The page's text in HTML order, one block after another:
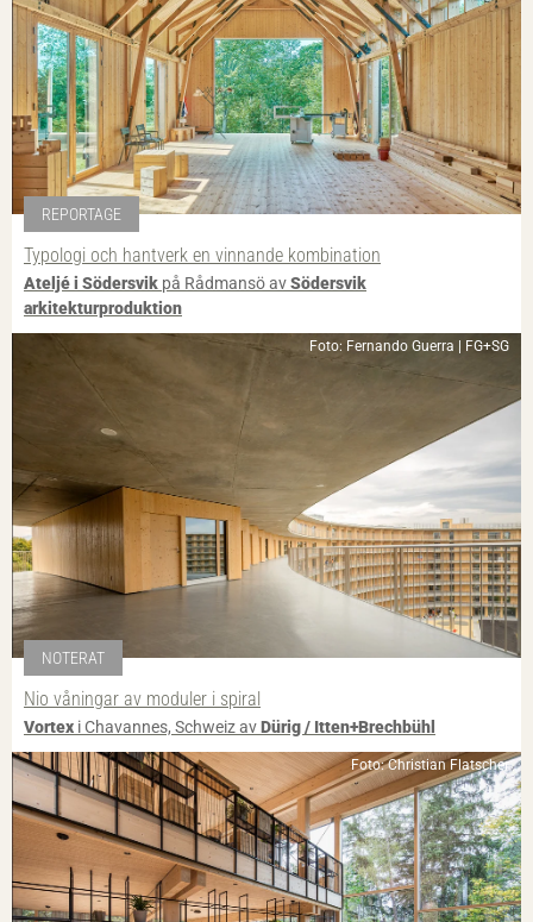
REPORTAGE
Typologi och hantverk en vinnande kombination
Ateljé i Södersvik på Rådmansö avSödersvik
arkitekturproduktion
Foto: Fernando Guerra | FG+SG
NOTERAT
Nio våningar av moduler i spiral
Vortex i Chavannes, Schweiz avDürig / Itten+Brechbühl
Foto: Christian Flatscher